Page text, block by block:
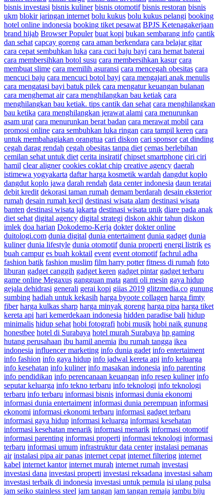
bisnis investasi bisnis kuliner bisnis otomotif bisnis restoran bisnis
ukm blokir jaringan internet bolu kukus bolu kukus pelangi booking
hotel online indonesia booking tiket pesawat BPJS Ketenagakerjaan
brand hijab Browser Populer buat kopi bukan sembarang info cantik
dan sehat capcay goreng cara aman berkendara cara belajar gitar
cara cepat sembuhkan luka cara cuci baju bayi cara hemat baterai
cara membersihkan botol susu cara membersihkan kasur cara
membuat slime cara memilih asuransi cara mencegah obesitas cara
mencuci baju cara mencuci botol bayi cara mengajari anak menulis
cara mengatasi bayi batuk pilek cara mengatur keuangan bulanan
cara menghemat air cara menghilangkan bau ketiak cara
menghilangkan bau ketiak. tips cantik dan sehat cara menghilangkan
bau ketika cara menghilangkan jerawat alami cara menurunkan
asam urat cara menurunkan berat badan cara merawat mobil cara
promosi online cara sembuhkan luka ringan cara tampil keren cara
untuk membahagiakan orangtua cari diskon cari sponsor cat dinding
cegah darag rendah cegah obesitas tanpa diet cemas berlebihan
cemilan sehat untuk diet cerita insiratif chipset smartphone ciri ciri
hamil clear aligner cookies coklat chip creative agency daerah
istimewa yogyakarta daftar harga kosmetik wardah dangdut koplo
dangdut koplo jawa darah rendah data center indonesia daun teratai
debit kredit dekorasi taman rumah demam berdarah desain eksterior
rumah desain rumah kecil destinasi wisata alam destinasi wisata
banten destinasi wisata jakarta destinasi wisata unik diare pada anak
diet sehat digital agency digital strategi diskon akhir tahun diskon
imlek doa harian Dokodemo-Kerja dokter dokter online
duitologi.com dunia digital dunia entertaiment dunia gadget dunia
kuliner dunia lifestyle dunia otomotif dunia properti energi listrik es
buah campur es buah koktail event event otomotif fachrul adha
fashion batik fashion muslim film harry potter fitness di rumah foto
liburan gadget canggih gadget keren gadget pintar gadget terbaru
game online Megaxus gangguan mata ganti oli mesin gaya hidup
gejala dehidrasi generali gerai kopi giias 2019 glitzmedia.co gunung
sumbing hadiah untuk kekasih harga byoote collagen harga fimty
fiber harga kulkas sharp harga minyak goreng harga pipa harga tiket
kereta api hari kemerdekaan indonesia hidden paradise bali hidup
minimalis hidup sehat hobi fotografi hobi musik hobi naik gunung
honestbee hotel di Surabaya hotel murah Surabaya hp gaming
hutang perusahaan ibu hamil anemia ibu rumah tangga ikea
indonesia influencer marketing info dunia gadet info entertaiment
info fashion info gaya hidup info jadwal kereta api info keluarga
info kesehatan info kuliner info masakan indonesia info parenting
info pendidikan info perencanaan keuangan info resep kuliner info
seputar keluarga info tekno terbaru info teknologi info teknologi
terbaru info terbaru informasi bisnis informasi dunia ekonomi
informasi dunia entertaiment informasi dunia perempuan informasi
ekonomi informasi ekonomi terbaru informasi gadget terbaru
informasi gaya hidup informasi keluarga informasi kesehatan
informasi kesehatan menarik informasi menarik informasi otomotif
informasi parenting informasi properti informasi teknologi informasi
terbaru informasi umum infrastruktur data center instalasi pemanas
air instalasi pipa air panas internet cepat internet filtering internet
kabel internet kantor internet murah internet rumah investasi
investasi dana investasi properti investasi reksadana investasi saham
investasi terbaik di indonesia investasi untuk pemula isi ulang pulsa
jam seiko stainless steel jam tangan jam tangan remaja jambu biju